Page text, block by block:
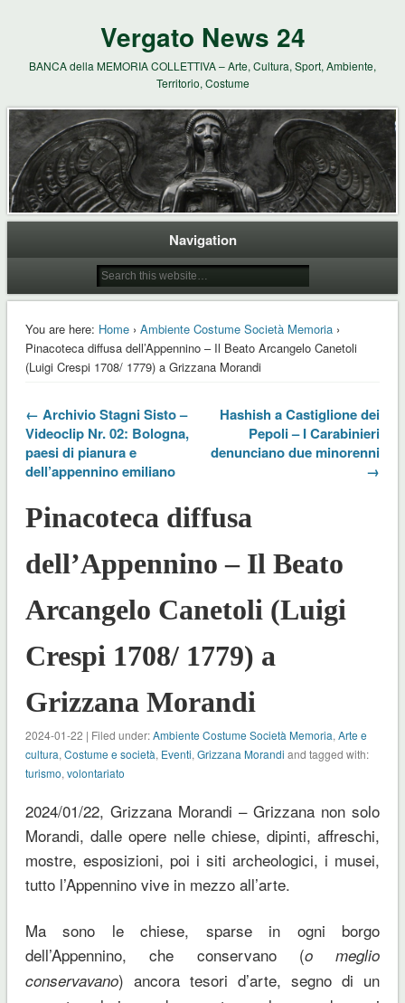
Vergato News 24
BANCA della MEMORIA COLLETTIVA – Arte, Cultura, Sport, Ambiente,
Territorio, Costume
Navigation
You are here: Home› Ambiente Costume Società Memoria›
Pinacoteca diffusa dell’Appennino – Il Beato Arcangelo Canetoli
(Luigi Crespi 1708/ 1779) a Grizzana Morandi
← Archivio Stagni Sisto –
Videoclip Nr. 02: Bologna,
paesi di pianura e
dell’appennino emiliano
Hashish a Castiglione dei
Pepoli – I Carabinieri
denunciano due minorenni
→
Pinacoteca diffusa
dell’Appennino – Il Beato
Arcangelo Canetoli (Luigi
Crespi 1708/ 1779) a
Grizzana Morandi
2024-01-22 | Filed under:Ambiente Costume Società Memoria, Arte e
cultura, Costume e società, Eventi, Grizzana Morandi and tagged with:
turismo, volontariato
2024/01/22, Grizzana Morandi – Grizzana non solo
Morandi, dalle opere nelle chiese, dipinti, affreschi,
mostre, esposizioni, poi i siti archeologici, i musei,
tutto l’Appennino vive in mezzo all’arte.
Ma sono le chiese, sparse in ogni borgo
dell’Appennino, che conservano (o meglio
conservavano) ancora tesori d’arte, segno di un